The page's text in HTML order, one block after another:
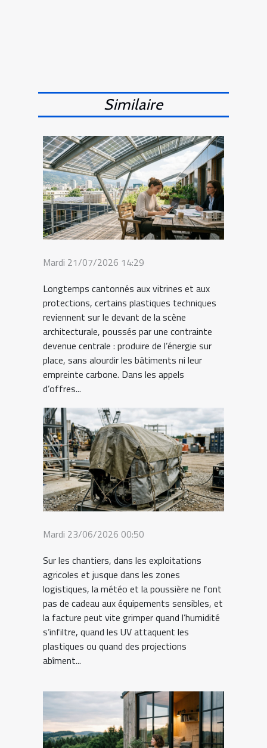
Similaire
Mardi 21/07/2026 14:29
Longtemps cantonnés aux vitrines et aux
protections, certains plastiques techniques
reviennent sur le devant de la scène
architecturale, poussés par une contrainte
devenue centrale : produire de l’énergie sur
place, sans alourdir les bâtiments ni leur
empreinte carbone. Dans les appels
d’offres...
Mardi 23/06/2026 00:50
Sur les chantiers, dans les exploitations
agricoles et jusque dans les zones
logistiques, la météo et la poussière ne font
pas de cadeau aux équipements sensibles, et
la facture peut vite grimper quand l’humidité
s’infiltre, quand les UV attaquent les
plastiques ou quand des projections
abîment...